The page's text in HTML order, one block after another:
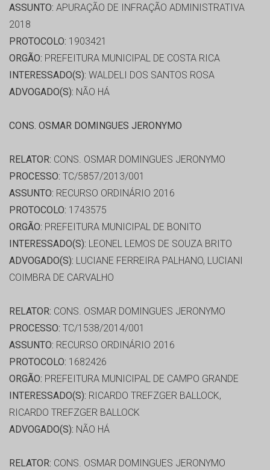
ASSUNTO: APURAÇÃO DE INFRAÇÃO ADMINISTRATIVA
2018
PROTOCOLO: 1903421
ORGÃO: PREFEITURA MUNICIPAL DE COSTA RICA
INTERESSADO(S): WALDELI DOS SANTOS ROSA
ADVOGADO(S): NÃO HÁ
CONS. OSMAR DOMINGUES JERONYMO
RELATOR: CONS. OSMAR DOMINGUES JERONYMO
PROCESSO: TC/5857/2013/001
ASSUNTO: RECURSO ORDINÁRIO 2016
PROTOCOLO: 1743575
ORGÃO: PREFEITURA MUNICIPAL DE BONITO
INTERESSADO(S): LEONEL LEMOS DE SOUZA BRITO
ADVOGADO(S): LUCIANE FERREIRA PALHANO, LUCIANI
COIMBRA DE CARVALHO
RELATOR: CONS. OSMAR DOMINGUES JERONYMO
PROCESSO: TC/1538/2014/001
ASSUNTO: RECURSO ORDINÁRIO 2016
PROTOCOLO: 1682426
ORGÃO: PREFEITURA MUNICIPAL DE CAMPO GRANDE
INTERESSADO(S): RICARDO TREFZGER BALLOCK,
RICARDO TREFZGER BALLOCK
ADVOGADO(S): NÃO HÁ
RELATOR: CONS. OSMAR DOMINGUES JERONYMO